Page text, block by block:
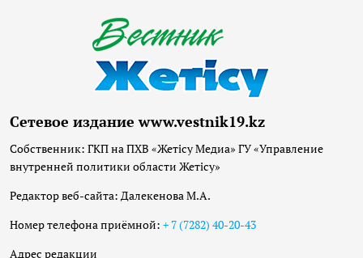
Сетевое издание www.vestnik19.kz
Собственник: ГКП на ПХВ «Жетісу Медиа» ГУ «Управление
внутренней политики области Жетісу»
Редактор веб-сайта: Далекенова М.А.
Номер телефона приёмной: + 7 (7282) 40-20-43
Адрес редакции